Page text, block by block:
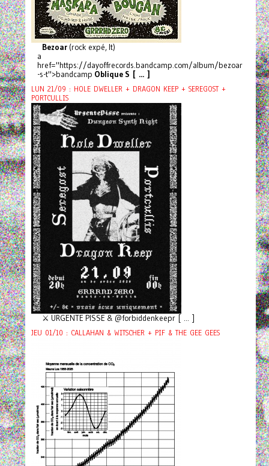
Bezoar(rock expé, It)
a
href="https://dayoffrecords.bandcamp.com/album/bezoar
-s-t">bandcamp Oblique S [ ... ]
LUN 21/09 : HOLE DWELLER + DRAGON KEEP + SEREGOST +
PORTCULLIS
⚔️ URGENTE PISSE & @forbiddenkeepr [ ... ]
JEU 01/10 : CALLAHAN & WITSCHER + PIF & THE GEE GEES